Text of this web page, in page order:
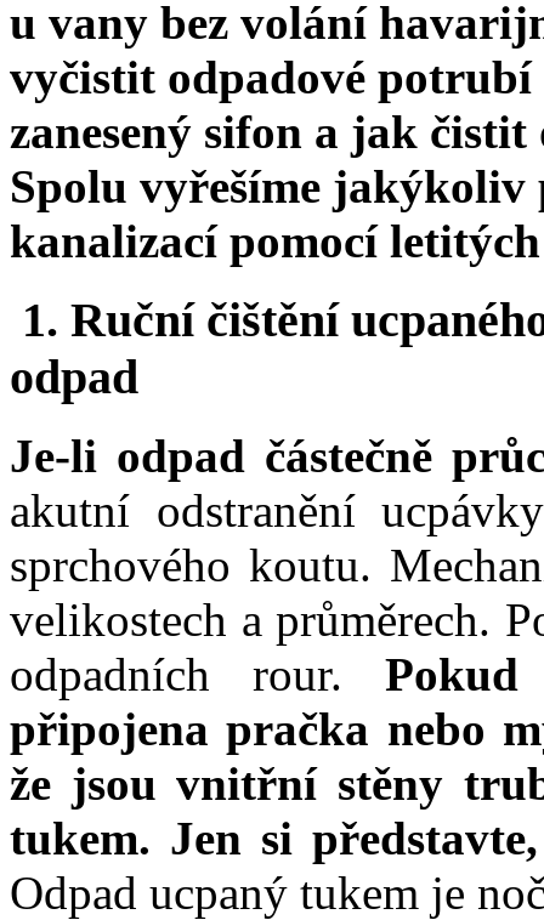
u vany bez volání
vyčistit odpadové
zanesený sifon a jak
Spolu vyřešíme jakýkoliv
kanalizací pomocí
1. Ruční čištění
odpad
Je-li odpad částečně
akutní odstranění
sprchového koutu.
velikostech a průměrech.
odpadních rour.
připojena pračka nebo
že jsou vnitřní stěny
tukem. Jen si
Odpad ucpaný tukem je